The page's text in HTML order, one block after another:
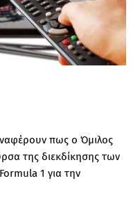
πως ο Όμιλος
της διεκδίκησης των
1 για την